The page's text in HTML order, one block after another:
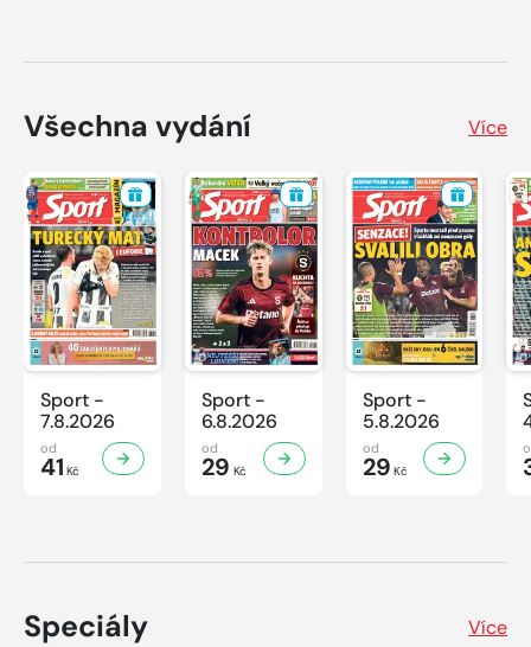
Všechna vydání Více
Sport -
7.8.2026
od
41 Kč
Sport -
6.8.2026
od
29 Kč
Sport -
5.8.2026
od
29 Kč
Speciály Více